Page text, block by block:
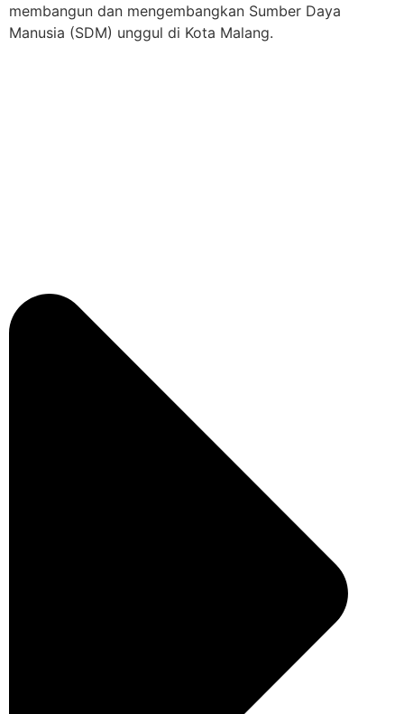
membangun dan mengembangkan Sumber Daya
Manusia (SDM) unggul di Kota Malang.